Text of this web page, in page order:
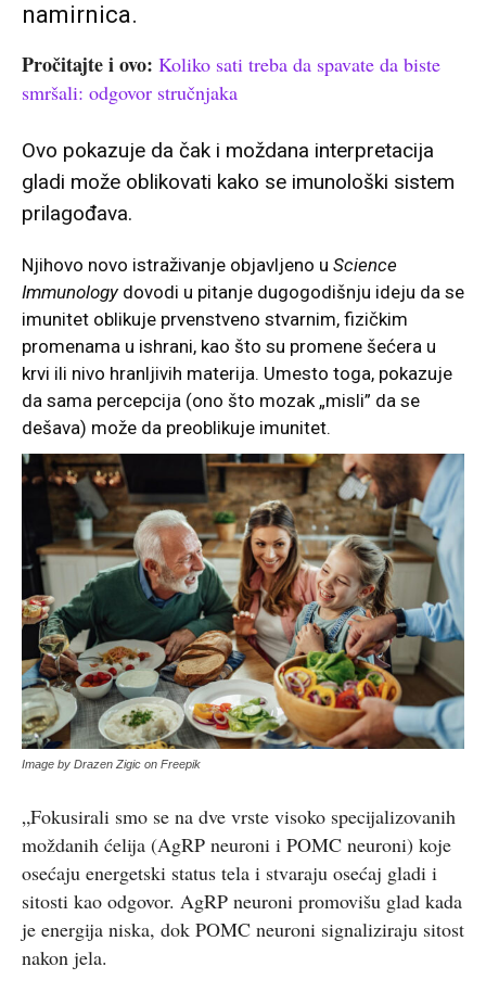
namirnica.
Pročitajte i ovo: Koliko sati treba da spavate da biste
smršali: odgovor stručnjaka
Ovo pokazuje da čak i moždana interpretacija
gladi može oblikovati kako se imunološki sistem
prilagođava.
Njihovo novo istraživanje objavljeno u Science
Immunologydovodi u pitanje dugogodišnju ideju da se
imunitet oblikuje prvenstveno stvarnim, fizičkim
promenama u ishrani, kao što su promene šećera u
krvi ili nivo hranljivih materija. Umesto toga, pokazuje
da sama percepcija (ono što mozak „misli” da se
dešava) može da preoblikuje imunitet.
Image by Drazen Zigic on Freepik
„Fokusirali smo se na dve vrste visoko specijalizovanih
moždanih ćelija (AgRP neuroni i POMC neuroni) koje
osećaju energetski status tela i stvaraju osećaj gladi i
sitosti kao odgovor. AgRP neuroni promovišu glad kada
je energija niska, dok POMC neuroni signaliziraju sitost
nakon jela.